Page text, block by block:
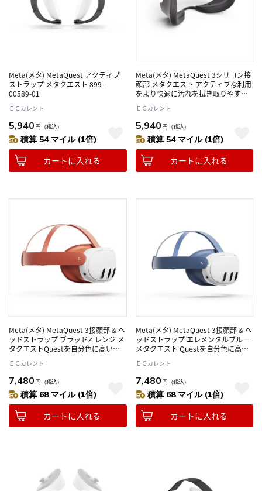
Meta(メタ) MetaQuest アクティブ
ストラップ メタクエスト 899-
00589-01
ＥＣカレント
5,940 円 （税込）
積算 54 マイル (1倍)
カートに入れる
Meta(メタ) MetaQuest 3シリコン接
顔部 メタクエスト アクティブな利用
をより快適に汚れを拭き取りやすい
ＥＣカレント
5,940 円 （税込）
積算 54 マイル (1倍)
カートに入れる
Meta(メタ) MetaQuest 3接顔部 & ヘ
ッドストラップ ブラッドオレンジ メ
タクエストQuestを自分色に高い快
ＥＣカレント
7,480 円 （税込）
積算 68 マイル (1倍)
カートに入れる
Meta(メタ) MetaQuest 3接顔部 & ヘ
ッドストラップ エレメンタルブルー
メタクエスト Questを自分色に高い
ＥＣカレント
7,480 円 （税込）
積算 68 マイル (1倍)
カートに入れる